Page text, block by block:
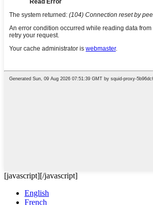
[javascript][/javascript]
English
French